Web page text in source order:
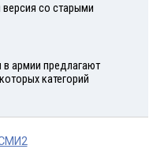
со старыми
армии предлагают
категорий